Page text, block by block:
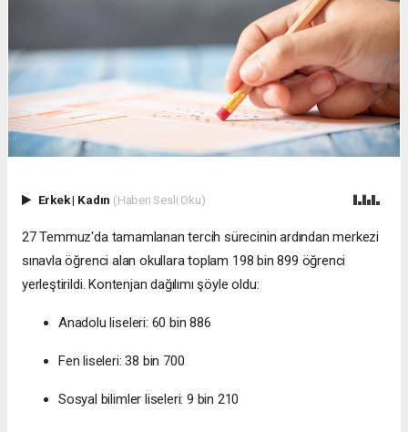
Erkek| Kadın (Haberi Sesli Oku)
27 Temmuz'da tamamlanan tercih sürecinin ardından merkezi
sınavla öğrenci alan okullara toplam 198 bin 899 öğrenci
yerleştirildi. Kontenjan dağılımı şöyle oldu:
Anadolu liseleri: 60 bin 886
Fen liseleri: 38 bin 700
Sosyal bilimler liseleri: 9 bin 210